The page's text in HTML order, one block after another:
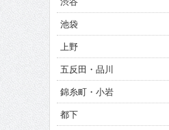
池袋
上野
五反田・品川
錦糸町・小岩
都下